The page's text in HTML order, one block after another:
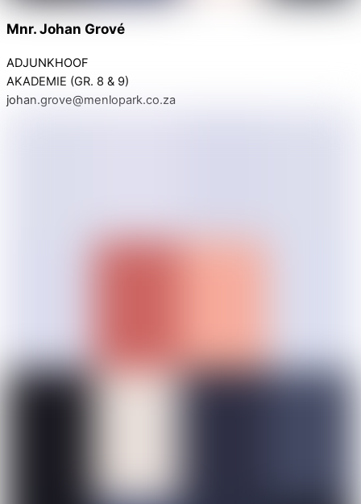
Mnr. Johan Grové
ADJUNKHOOF
AKADEMIE (GR. 8 & 9)
johan.grove@menlopark.co.za